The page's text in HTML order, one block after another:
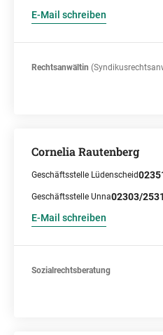
E-Mail schreiben
Rechtsanwältin
Cornelia Rautenberg
Geschäftsstelle Lüdenscheid
Geschäftsstelle Unna02303/
E-Mail schreiben
Sozialrechtsberatung